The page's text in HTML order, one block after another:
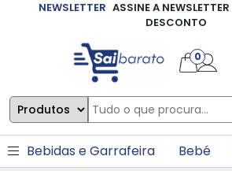
NEWSLETTER ASSINE A
DESCONTO
0
Bebidas e Garrafeira Bebé